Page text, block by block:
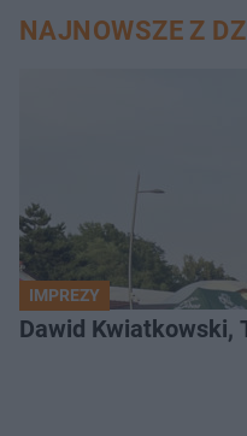
NAJNOWSZE Z
IMPREZY
Dawid Kwiatkowski,